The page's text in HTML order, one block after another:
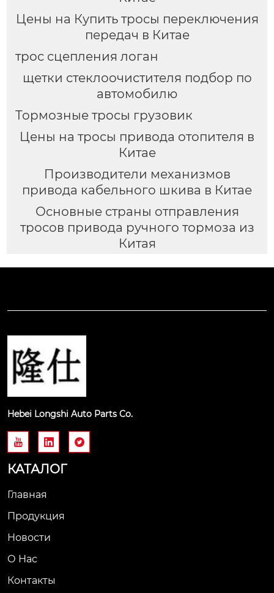
Цены на Купить тросы переключения
передач в Китае
трос сцепления логан
щетки стеклоочистителя подбор по
автомобилю
Тормозные тросы грузовик
Цены на тросы привода отопителя в
Китае
Производители механизмов
привода кабельного шкива в Китае
Основные страны отправления
тросов привода ручного тормоза из
Китая
Hebei Longshi Auto Parts Co.
  
КАТАЛОГ
Главная
Продукция
Новости
О Нас
Контакты